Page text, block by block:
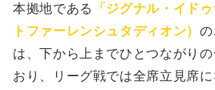
本拠地である
「ジグナル・イド
トファーレンシュタディオン）
は、下から上までひとつながり
おり、リーグ戦では全席立見席に